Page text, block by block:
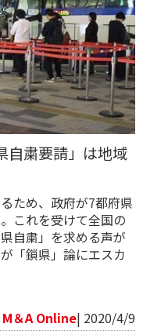
自粛要請」は地域
ため、政府が7都府県
これを受けて全国の
自粛」を求める声が
「鎖県」論にエスカ
M＆A Online| 2020/4/9